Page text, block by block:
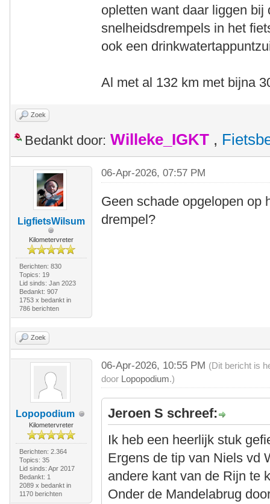
opletten want daar liggen
snelheidsdrempels in het
ook een
Al met al 132 km met bijna
Zoek
Bedankt door: Willeke_IGKT ,
LigfietsWilsum
Kilometervreter
Berichten: 830
Topics: 19
Lid sinds: Jan 2023
Bedankt: 907
1753 x bedankt in
786 berichten
06-Apr-2026, 07:57 PM
Geen schade opgelopen op
drempel?
Zoek
Lopopodium
Kilometervreter
Berichten: 2.364
Topics: 35
Lid sinds: Apr 2017
Bedankt: 1
2089 x bedankt in
1170 berichten
06-Apr-2026, 10:55 PM (Dit bericht is
door Lopopodium.)
Jeroen S schreef:
Ik heb een heerlijk stuk
Ergens de tip van Niels vd
andere kant van de Rijn te
Onder de Mandelabrug